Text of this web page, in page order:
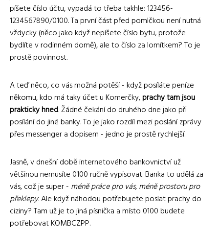
píšete číslo účtu, vypadá to třeba takhle: 123456-
1234567890/0100. Ta první část před pomlčkou není nutná
vždycky (něco jako když nepíšete číslo bytu, protože
bydlíte v rodinném domě), ale to číslo za lomítkem? To je
prostě povinnost.
A teď něco, co vás možná potěší - když posíláte peníze
někomu, kdo má taky účet u Komerčky,prachy tam jsou
prakticky hned. Žádné čekání do druhého dne jako při
posílání do jiné banky. To je jako rozdíl mezi poslání zprávy
přes messenger a dopisem - jedno je prostě rychlejší.
Jasně, v dnešní době internetového bankovnictví už
většinou nemusíte 0100 ručně vypisovat. Banka to udělá za
vás, což je super - méně práce pro vás, méně prostoru pro
překlepy. Ale když náhodou potřebujete poslat prachy do
ciziny? Tam už je to jiná písnička a místo 0100 budete
potřebovat KOMBCZPP.